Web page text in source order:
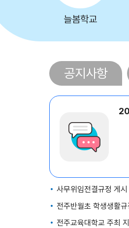
늘봄학교
공지사항
사무위임전결규정 게시
전주반월초 학생생활
전주교육대학교 주최 지역민